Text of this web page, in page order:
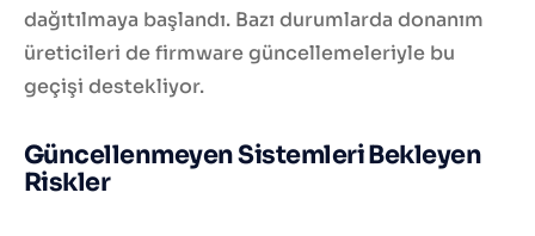
dağıtılmaya başlandı. Bazı durumlarda donanım
üreticileri de firmware güncellemeleriyle bu
geçişi destekliyor.
Güncellenmeyen Sistemleri Bekleyen
Riskler